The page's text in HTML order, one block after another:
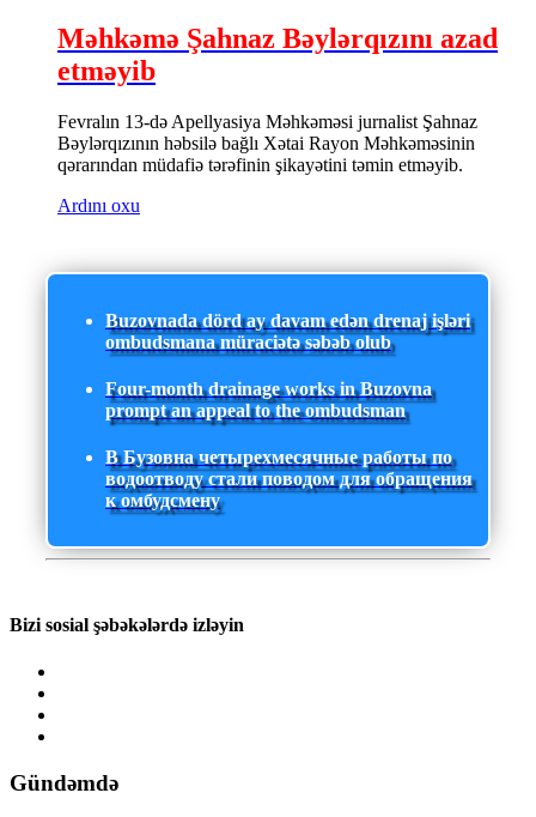
Məhkəmə Şahnaz Bəylərqızını azad
etməyib
Fevralın 13-də Apellyasiya Məhkəməsi jurnalist Şahnaz
Bəylərqızının həbsilə bağlı Xətai Rayon Məhkəməsinin
qərarından müdafiə tərəfinin şikayətini təmin etməyib.
Ardını oxu
Buzovnada dörd ay davam edən drenaj işləri
ombudsmana müraciətə səbəb olub
Four-month drainage works in Buzovna
prompt an appeal to the ombudsman
В Бузовна четырехмесячные работы по
водоотводу стали поводом для обращения
к омбудсмену
Bizi sosial şəbəkələrdə izləyin
Gündəmdə